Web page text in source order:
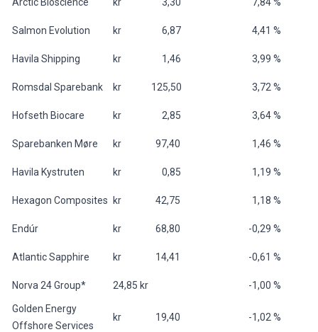
Salmon Evolution kr 6,87 4,41 %
Havila Shipping kr 1,46 3,99 %
Romsdal Sparebank kr 125,50 3,72 %
Hofseth Biocare kr 2,85 3,64 %
Sparebanken Møre kr 97,40 1,46 %
Havila Kystruten kr 0,85 1,19 %
Hexagon Composites kr 42,75 1,18 %
Endúr kr 68,80 -0,29 %
Atlantic Sapphire kr 14,41 -0,61 %
Norva 24 Group* 24,85 kr -1,00 %
Golden Energy
Offshore Services
kr 19,40 -1,02 %